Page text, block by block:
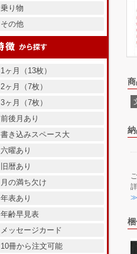
乗り物
その他
1ヶ月（13枚）
2ヶ月（7枚）
3ヶ月（7枚）
前後月あり
書き込みスペース大
六曜あり
旧暦あり
月の満ち欠け
年表あり
年齢早見表
メッセージカード
10冊から注文可能
≫